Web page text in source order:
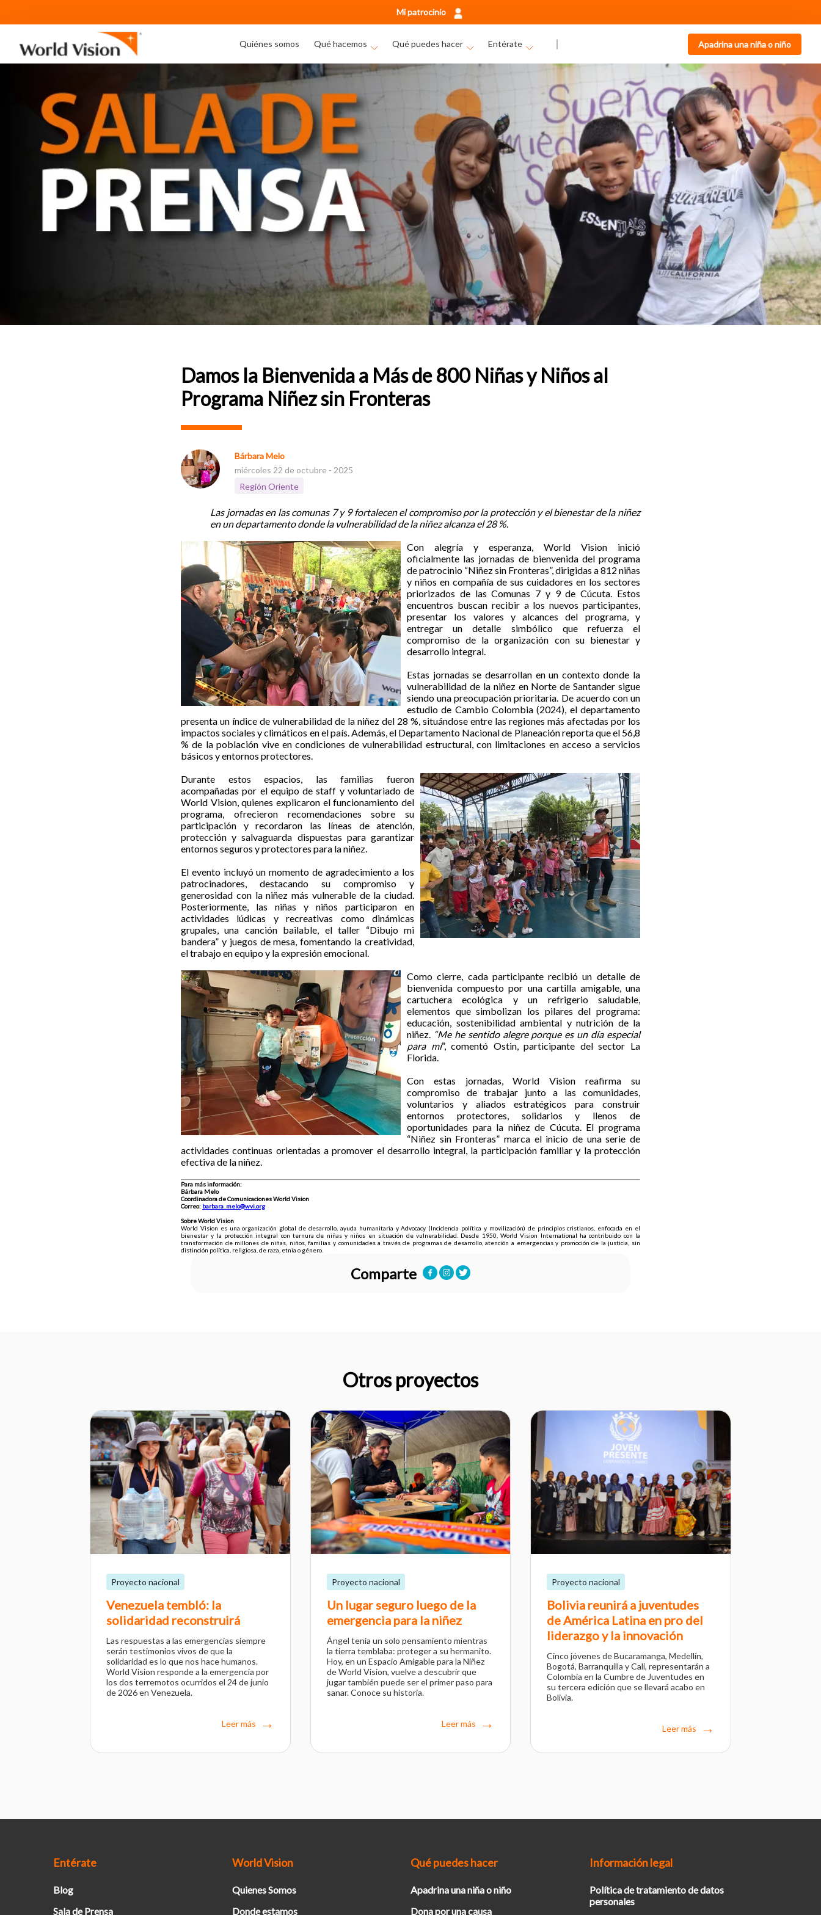
Mi patrocinio
Quiénes somos Qué hacemos Qué puedes hacer Entérate Apadrina una niña o niño
Damos la Bienvenida a Más de 800 Niñas y Niños al
Programa Niñez sin Fronteras
Bárbara Melo
miércoles 22 de octubre - 2025
Región Oriente
Las jornadas en las comunas 7 y 9 fortalecen el compromiso por la protección y el bienestar de la niñez
en un departamento donde la vulnerabilidad de la niñez alcanza el 28 %.
Con alegría y esperanza, World Vision inició
oficialmente las jornadas de bienvenida del programa
de patrocinio “Niñez sin Fronteras”, dirigidas a 812 niñas
y niños en compañía de sus cuidadores en los sectores
priorizados de las Comunas 7 y 9 de Cúcuta. Estos
encuentros buscan recibir a los nuevos participantes,
presentar los valores y alcances del programa, y
entregar un detalle simbólico que refuerza el
compromiso de la organización con su bienestar y
desarrollo integral.
Estas jornadas se desarrollan en un contexto donde la
vulnerabilidad de la niñez en Norte de Santander sigue
siendo una preocupación prioritaria. De acuerdo con un
estudio de Cambio Colombia (2024), el departamento
presenta un índice de vulnerabilidad de la niñez del 28 %, situándose entre las regiones más afectadas por los
impactos sociales y climáticos en el país. Además, el Departamento Nacional de Planeación reporta que el 56,8
% de la población vive en condiciones de vulnerabilidad estructural, con limitaciones en acceso a servicios
básicos y entornos protectores.
Durante estos espacios, las familias fueron
acompañadas por el equipo de staff y voluntariado de
World Vision, quienes explicaron el funcionamiento del
programa, ofrecieron recomendaciones sobre su
participación y recordaron las líneas de atención,
protección y salvaguarda dispuestas para garantizar
entornos seguros y protectores para la niñez.
El evento incluyó un momento de agradecimiento a los
patrocinadores, destacando su compromiso y
generosidad con la niñez más vulnerable de la ciudad.
Posteriormente, las niñas y niños participaron en
actividades lúdicas y recreativas como dinámicas
grupales, una canción bailable, el taller “Dibujo mi
bandera” y juegos de mesa, fomentando la creatividad,
el trabajo en equipo y la expresión emocional.
Como cierre, cada participante recibió un detalle de
bienvenida compuesto por una cartilla amigable, una
cartuchera ecológica y un refrigerio saludable,
elementos que simbolizan los pilares del programa:
educación, sostenibilidad ambiental y nutrición de la
niñez. “Me he sentido alegre porque es un día especial
para mí”, comentó Ostin, participante del sector La
Florida.
Con estas jornadas, World Vision reafirma su
compromiso de trabajar junto a las comunidades,
voluntarios y aliados estratégicos para construir
entornos protectores, solidarios y llenos de
oportunidades para la niñez de Cúcuta. El programa
“Niñez sin Fronteras” marca el inicio de una serie de
actividades continuas orientadas a promover el desarrollo integral, la participación familiar y la protección
efectiva de la niñez.
Para más información:
Bárbara Melo
Coordinadora de Comunicaciones World Vision
Correo: barbara_melo@wvi.org
Sobre World Vision
World Vision es una organización global de desarrollo, ayuda humanitaria y Advocacy (Incidencia política y movilización) de principios cristianos, enfocada en el
bienestar y la protección integral con ternura de niñas y niños en situación de vulnerabilidad. Desde 1950, World Vision International ha contribuido con la
transformación de millones de niñas, niños, familias y comunidades a través de programas de desarrollo, atención a emergencias y promoción de la justicia, sin
distinción política, religiosa, de raza, etnia o género.
Comparte
Otros proyectos
Proyecto nacional
Venezuela tembló: la
solidaridad reconstruirá
Las respuestas a las emergencias siempre
serán testimonios vivos de que la
solidaridad es lo que nos hace humanos.
World Vision responde a la emergencia por
los dos terremotos ocurridos el 24 de junio
de 2026 en Venezuela.
Leer más
Proyecto nacional
Un lugar seguro luego de la
emergencia para la niñez
Ángel tenía un solo pensamiento mientras
la tierra temblaba: proteger a su hermanito.
Hoy, en un Espacio Amigable para la Niñez
de World Vision, vuelve a descubrir que
jugar también puede ser el primer paso para
sanar. Conoce su historia.
Leer más
Proyecto nacional
Bolivia reunirá a juventudes
de América Latina en pro del
liderazgo y la innovación
Cinco jóvenes de Bucaramanga, Medellín,
Bogotá, Barranquilla y Cali, representarán a
Colombia en la Cumbre de Juventudes en
su tercera edición que se llevará acabo en
Bolivia.
Leer más
Entérate
Blog
Sala de Prensa
World Vision
Quienes Somos
Donde estamos
Qué puedes hacer
Apadrina una niña o niño
Dona por una causa
Información legal
Política de tratamiento de datos
personales